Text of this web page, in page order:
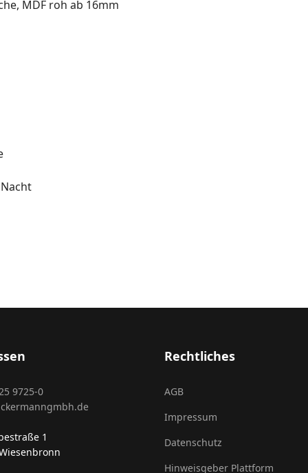
MDF roh ab 16mm
9725-0
1
Rechtliches
AGB
Impressum
Datenschutz
Hinweisgeber Plattform